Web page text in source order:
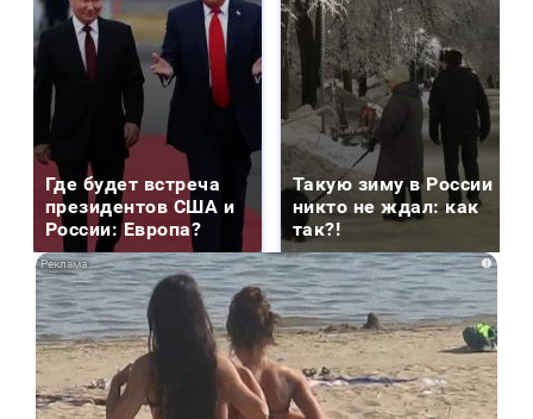
Где будет встреча
президентов США и
России: Европа?
Такую зиму в России
никто не ждал: как
так?!
i